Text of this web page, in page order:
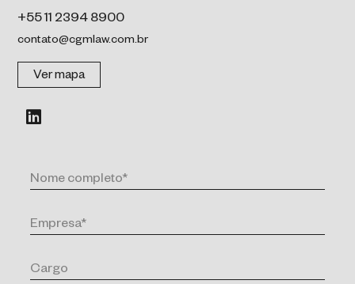
+55 11 2394 8900
contato@cgmlaw.com.br
Ver mapa